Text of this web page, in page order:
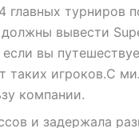
турниров
вывести
вы
таких игроков.С
компании.
и задержала